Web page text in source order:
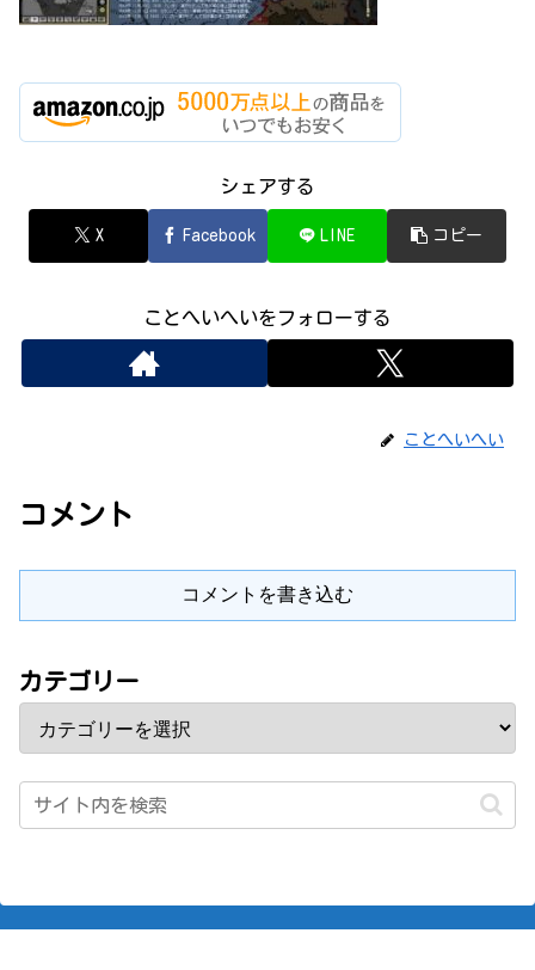
シェアする
X Facebook LINE コピー
ことへいへいをフォローする
ことへいへい
コメント
コメントを書き込む
カテゴリー